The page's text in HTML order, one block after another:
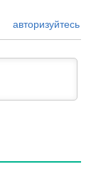
авторизуйтесь